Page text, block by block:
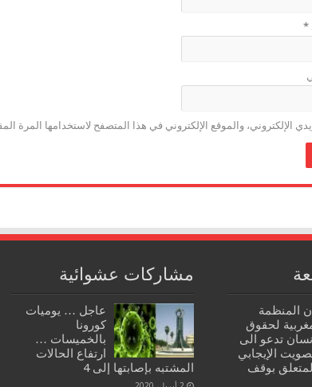
*
الإلكتروني، والموقع الإلكتروني في هذا المتصفح لاستخدامها المرة
المنظمة
لحقوق
تدعو الى
الإيجابي
بوقف
مشاركات عشوائية
عاجل … يوميات
كورونا
بالخميسات …
ارتفاع الحالات
المشتبه بإصابتها إلى 4